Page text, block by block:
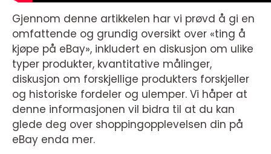
Gjennom denne artikkelen har vi prøvd å gi en
omfattende og grundig oversikt over «ting å
kjøpe på eBay», inkludert en diskusjon om ulike
typer produkter, kvantitative målinger,
diskusjon om forskjellige produkters forskjeller
og historiske fordeler og ulemper. Vi håper at
denne informasjonen vil bidra til at du kan
glede deg over shoppingopplevelsen din på
eBay enda mer.